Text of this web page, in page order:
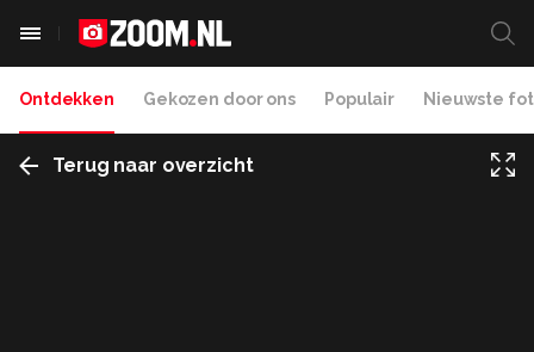
Ontdekken Gekozen door ons Populair Nieuwste
Terug naar overzicht